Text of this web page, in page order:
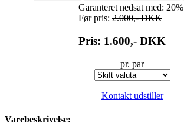
Garanteret nedsat med: 20%
Før pris: 2.000,-DKK
Pris: 1.600,- DKK
pr. par
Kontakt udstiller
Varebeskrivelse: